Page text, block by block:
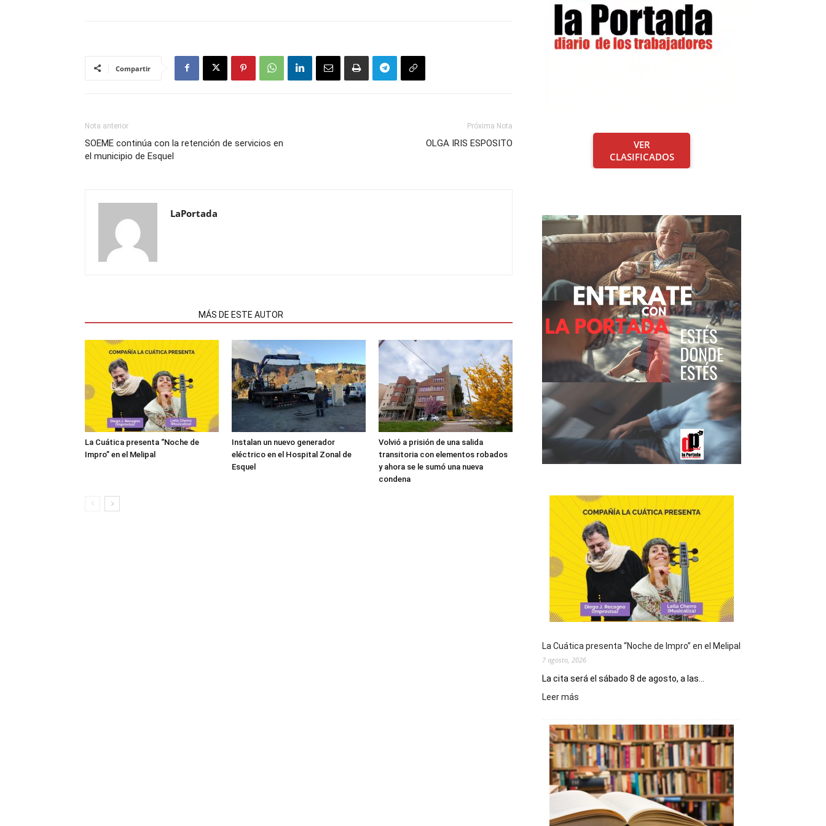
Compartir
Nota anterior
SOEME continúa con la retención de servicios en
el municipio de Esquel
Próxima Nota
OLGA IRIS ESPOSITO
LaPortada
MÁS DE ESTE AUTOR
La Cuática presenta “Noche de
Impro” en el Melipal
Instalan un nuevo generador
eléctrico en el Hospital Zonal de
Esquel
Volvió a prisión de una salida
transitoria con elementos robados
y ahora se le sumó una nueva
condena
VER
CLASIFICADOS
La Cuática presenta “Noche de Impro” en el Melipal
7 agosto, 2026
La cita será el sábado 8 de agosto, a las...
Leer más
presenta
“Noche
Impro”
en
Melipal